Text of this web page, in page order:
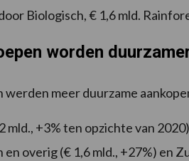
Biologisch, € 1,6 mld.
worden
meer duurzame
mld., +3% ten opzichte van
overig (€ 1,6 mld., +27%) en